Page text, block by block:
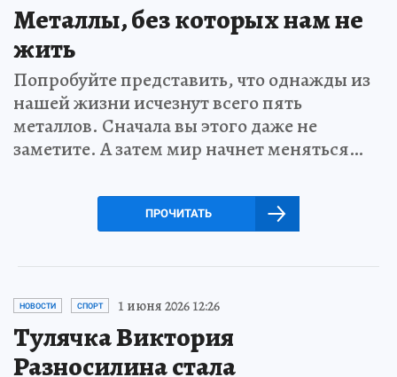
Металлы, без которых нам не
жить
Попробуйте представить, что однажды из
нашей жизни исчезнут всего пять
металлов. Сначала вы этого даже не
заметите. А затем мир начнет меняться…
ПРОЧИТАТЬ
НОВОСТИ СПОРТ 1 июня 2026 12:26
Тулячка Виктория
Разносилина стала